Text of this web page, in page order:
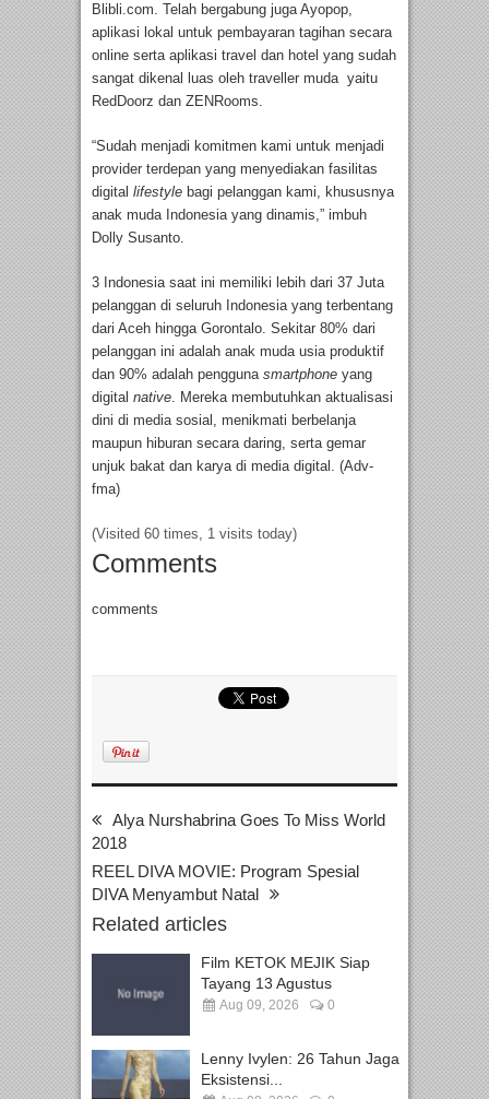
Blibli.com. Telah bergabung juga Ayopop,
aplikasi lokal untuk pembayaran tagihan secara
online serta aplikasi travel dan hotel yang sudah
sangat dikenal luas oleh traveller muda yaitu
RedDoorz dan ZENRooms.
“Sudah menjadi komitmen kami untuk menjadi
provider terdepan yang menyediakan fasilitas
digital lifestyle bagi pelanggan kami, khususnya
anak muda Indonesia yang dinamis,” imbuh
Dolly Susanto.
3 Indonesia saat ini memiliki lebih dari 37 Juta
pelanggan di seluruh Indonesia yang terbentang
dari Aceh hingga Gorontalo. Sekitar 80% dari
pelanggan ini adalah anak muda usia produktif
dan 90% adalah pengguna smartphone yang
digital native. Mereka membutuhkan aktualisasi
dini di media sosial, menikmati berbelanja
maupun hiburan secara daring, serta gemar
unjuk bakat dan karya di media digital. (Adv-
fma)
(Visited 60 times, 1 visits today)
Comments
comments
Alya Nurshabrina Goes To Miss World
2018
REEL DIVA MOVIE: Program Spesial
DIVA Menyambut Natal
Related articles
Film KETOK MEJIK Siap
Tayang 13 Agustus
Aug 09, 2026 0
Lenny Ivylen: 26 Tahun Jaga
Eksistensi...